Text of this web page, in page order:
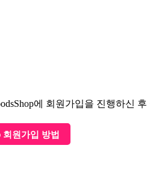
에 회원가입을 진행하신
원가입 방법